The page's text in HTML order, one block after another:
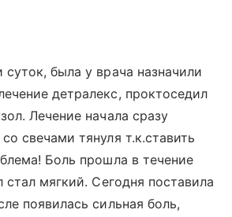
была у врача назначили
детралекс, проктоседил
Лечение начала сразу
свечами тянуля т.к.ставить
Боль прошла в течение
стал мягкий. Сегодня поставила
появилась сильная боль,